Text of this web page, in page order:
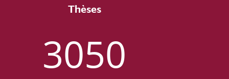
Thèses
3050